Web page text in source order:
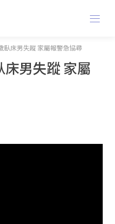
臥床男失蹤 家屬報警急協尋
男失蹤 家屬